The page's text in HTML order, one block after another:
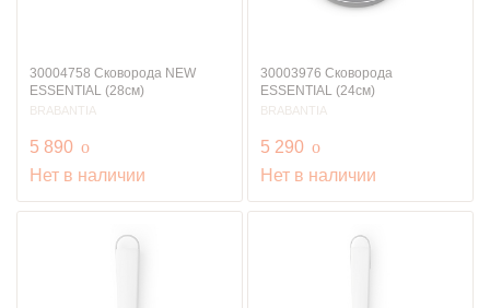
30004758 Сковорода NEW
ESSENTIAL (28см)
BRABANTIA
5 890 руб.
o
Нет в наличии
30003976 Сковорода
ESSENTIAL (24см)
BRABANTIA
5 290 руб.
o
Нет в наличии